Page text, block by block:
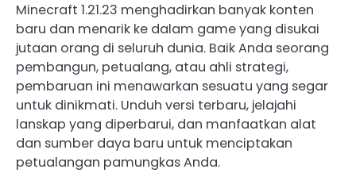
Minecraft 1.21.23 menghadirkan banyak konten
baru dan menarik ke dalam game yang disukai
jutaan orang di seluruh dunia. Baik Anda seorang
pembangun, petualang, atau ahli strategi,
pembaruan ini menawarkan sesuatu yang segar
untuk dinikmati. Unduh versi terbaru, jelajahi
lanskap yang diperbarui, dan manfaatkan alat
dan sumber daya baru untuk menciptakan
petualangan pamungkas Anda.